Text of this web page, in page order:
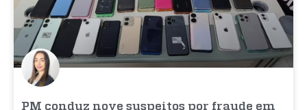
PM conduz nove suspeitos por fraude em